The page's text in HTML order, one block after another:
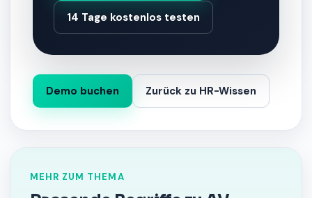
14 Tage kostenlos testen
Demo buchen Zurück zu HR-Wissen
MEHR ZUM THEMA